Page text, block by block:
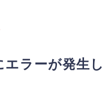
ラーが発生し